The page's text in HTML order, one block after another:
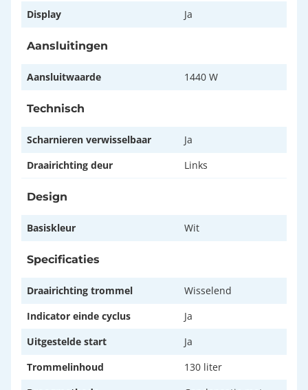
Display
Ja
Aansluitingen
Aansluitwaarde 1440 W
Technisch
Scharnieren verwisselbaar
Ja
Draairichting deur
Links
Design
Basiskleur Wit
Specificaties
Draairichting trommel
Wisselend
Indicator einde cyclus
Ja
Uitgestelde start
Ja
Trommelinhoud
130 liter